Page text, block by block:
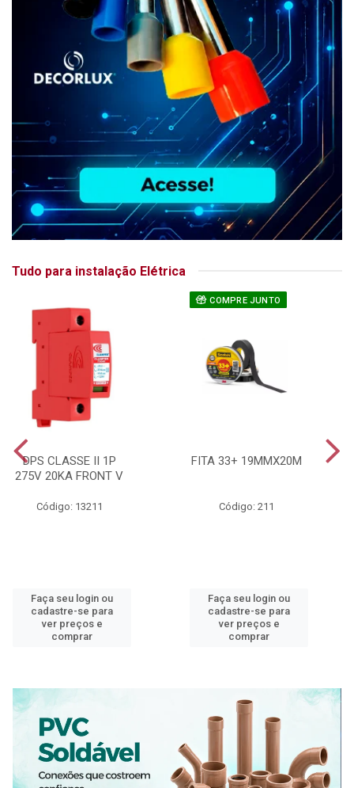
Tudo para instalação Elétrica
DPS CLASSE II 1P
275V 20KA FRONT V
Código: 13211
Faça seu login ou
cadastre-se para
ver preços e
comprar
COMPRE JUNTO
FITA 33+ 19MMX20M
Código: 211
Faça seu login ou
cadastre-se para
ver preços e
comprar